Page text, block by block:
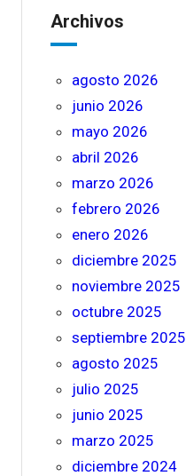
Archivos
agosto 2026
junio 2026
mayo 2026
abril 2026
marzo 2026
febrero 2026
enero 2026
diciembre 2025
noviembre 2025
octubre 2025
septiembre 2025
agosto 2025
julio 2025
junio 2025
marzo 2025
diciembre 2024